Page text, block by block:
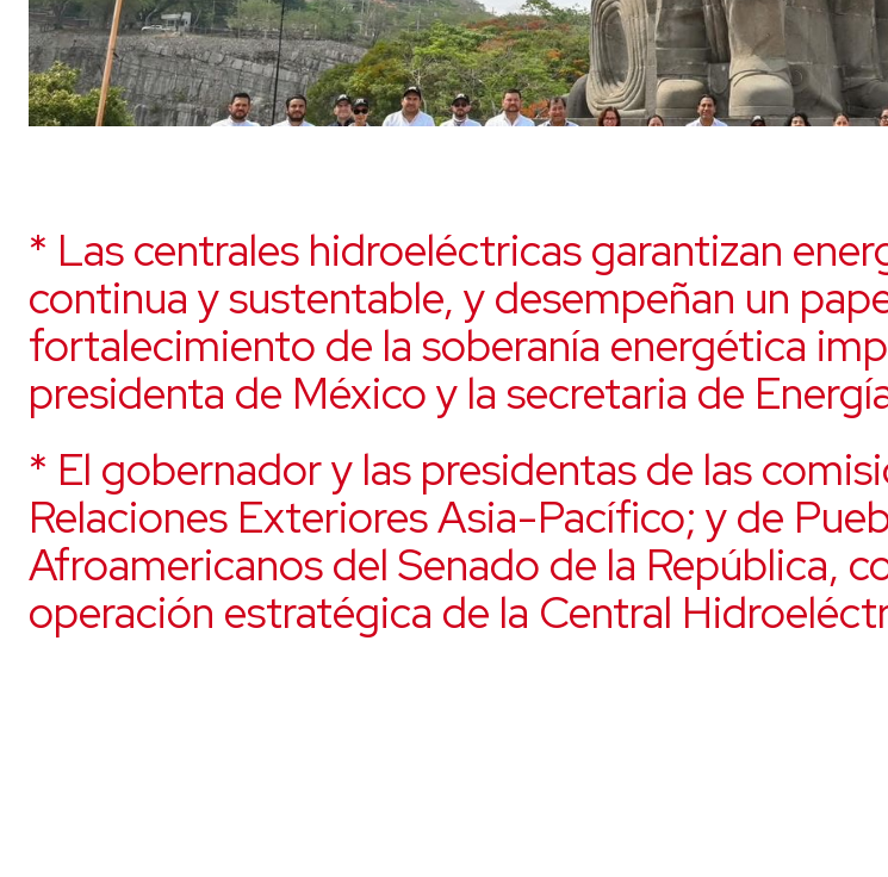
* Las centrales hidroeléctricas garantizan
continua y sustentable, y desempeñan un
fortalecimiento de la soberanía energética
presidenta de México y la secretaria de
* El gobernador y las presidentas de las
Relaciones Exteriores Asia-Pacífico; y de
Afroamericanos del Senado de la República,
operación estratégica de la Central